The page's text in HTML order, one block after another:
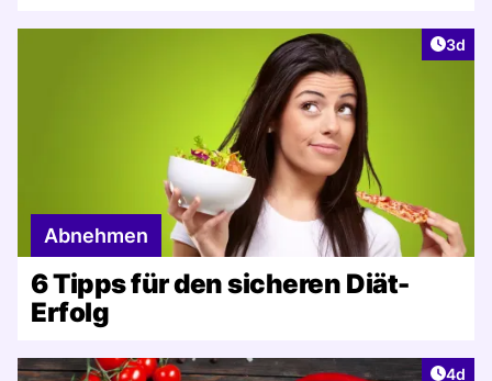
3d
Abnehmen
6 Tipps für den sicheren Diät-
Erfolg
4d